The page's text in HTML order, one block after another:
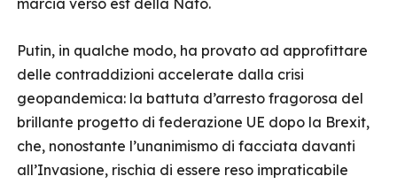
marcia verso est della Nato.
Putin, in qualche modo, ha provato ad approfittare
delle contraddizioni accelerate dalla crisi
geopandemica: la battuta d’arresto fragorosa del
brillante progetto di federazione UE dopo la Brexit,
che, nonostante l’unanimismo di facciata davanti
all’Invasione, rischia di essere reso impraticabile